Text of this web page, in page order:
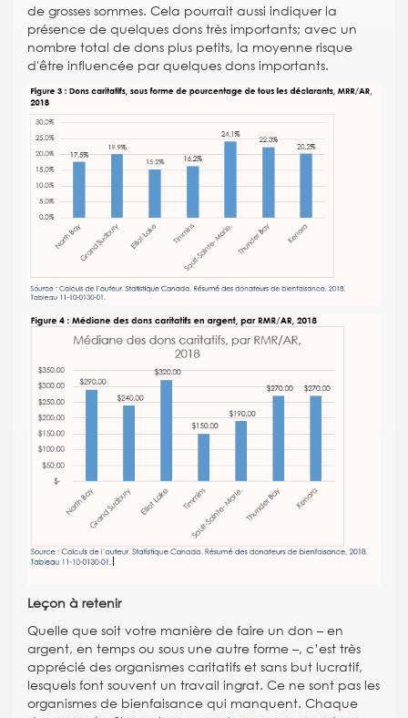
de grosses sommes. Cela pourrait aussi indiquer la
présence de quelques dons très importants; avec un
nombre total de dons plus petits, la moyenne risque
d'être influencée par quelques dons importants.
Leçon à retenir
Quelle que soit votre manière de faire un don – en
argent, en temps ou sous une autre forme –, c’est très
apprécié des organismes caritatifs et sans but lucratif,
lesquels font souvent un travail ingrat. Ce ne sont pas les
organismes de bienfaisance qui manquent. Chaque